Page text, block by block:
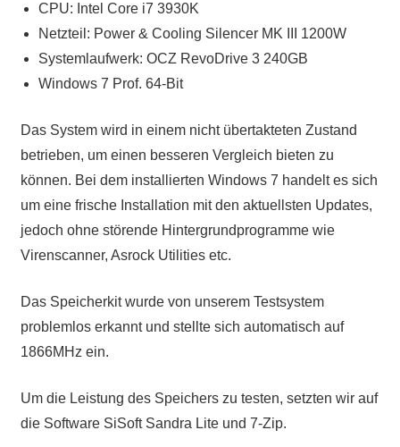
CPU: Intel Core i7 3930K
Netzteil: Power & Cooling Silencer MK III 1200W
Systemlaufwerk: OCZ RevoDrive 3 240GB
Windows 7 Prof. 64-Bit
Das System wird in einem nicht übertakteten Zustand
betrieben, um einen besseren Vergleich bieten zu
können. Bei dem installierten Windows 7 handelt es sich
um eine frische Installation mit den aktuellsten Updates,
jedoch ohne störende Hintergrundprogramme wie
Virenscanner, Asrock Utilities etc.
Das Speicherkit wurde von unserem Testsystem
problemlos erkannt und stellte sich automatisch auf
1866MHz ein.
Um die Leistung des Speichers zu testen, setzten wir auf
die Software SiSoft Sandra Lite und 7-Zip.